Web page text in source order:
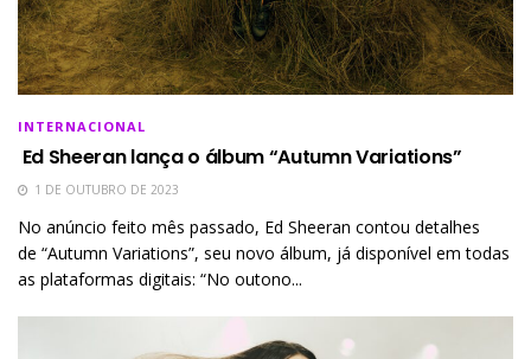
INTERNACIONAL
Ed Sheeran lança o álbum “Autumn Variations”
1 DE OUTUBRO DE 2023
No anúncio feito mês passado, Ed Sheeran contou detalhes
de “Autumn Variations”, seu novo álbum, já disponível em todas
as plataformas digitais: “No outono...